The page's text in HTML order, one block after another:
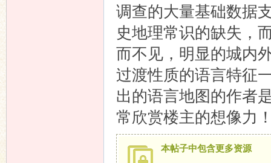
调查的大量基础数据
史地理常识的缺失，
而不见，明显的城内
过渡性质的语言特征
出的语言地图的作者
常欣赏楼主的想像力
本帖子中包含更多资源